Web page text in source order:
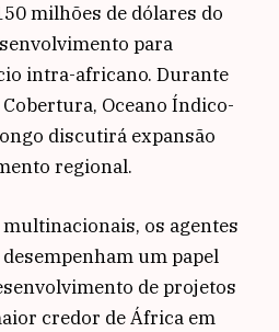
milhões de dólares do
para
intra-africano. Durante
Cobertura, Oceano Índico-
discutirá expansão
regional.
os agentes
um papel
de projetos
credor de África em